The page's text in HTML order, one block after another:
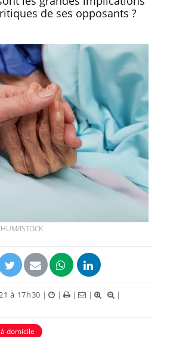
de ses opposants ?
ISTOCK
à 17h30 | | | |
|
domicile